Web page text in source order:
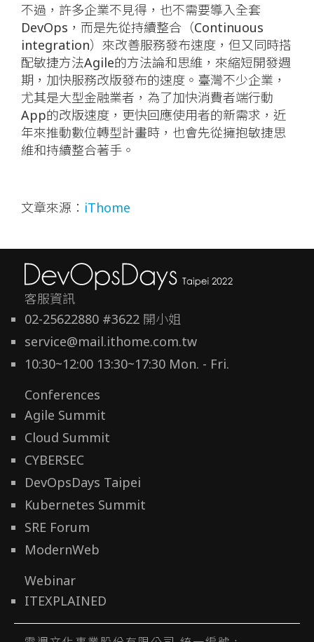
不過，許多企業不見得，也不需要導入全套
DevOps，而是先從持續整合（Continuous
integration）來改善服務發布速度，但又同時搭
配敏捷方法Agile的方法論和思維，來縮短開發週
期，加快服務改版發布的速度。臺灣不少企業，
尤其是大型金融業者，為了加快消費者端行動
App的改版速度，更快回應使用者的新需求，近
年來推動數位轉型計畫時，也會先從擁抱敏捷思
維和持續整合著手。
文章來源： iThome
客服資訊
02-25622880 #3622 開小姐
service@mail.ithome.com.tw
10:30~12:00 13:30~17:30 Mon. - Fri.
Conferences
Agile Summit
Cloud Summit
CYBERSEC
DevOpsDays Taipei
Kubernetes Summit
SRE Forum
ModernWeb
Webinar
ITEXPLAINED